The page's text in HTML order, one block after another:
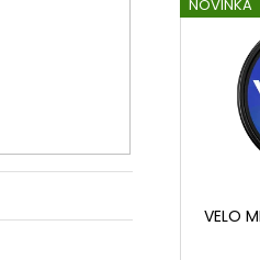
n
ýNOVINKA
VELO